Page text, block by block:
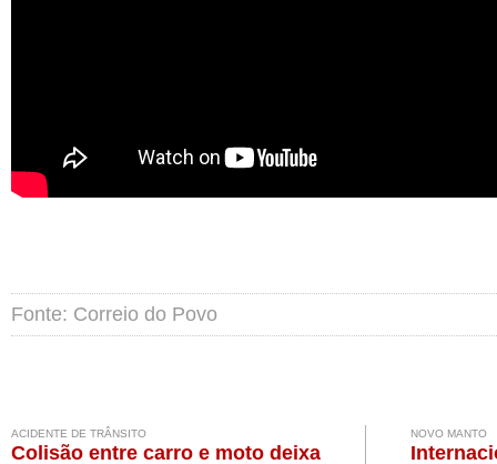
Fonte: Correio do Povo
ACIDENTE DE TRÂNSITO
Colisão entre carro e moto deixa
NOVO MANTO